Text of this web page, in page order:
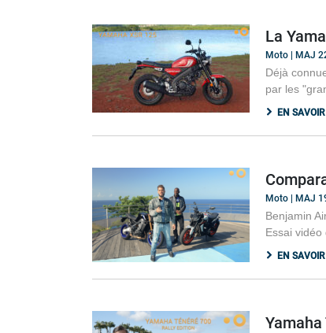
La
Moto | MAJ
Déjà
par les
EN
Moto | MAJ
Benjamin
Essai
EN